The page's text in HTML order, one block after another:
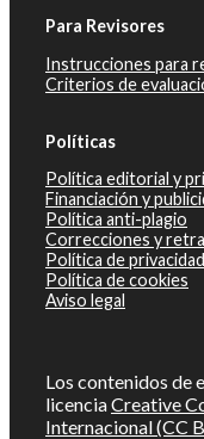
Para Revisores
Instrucciones para
Criterios de
Políticas
Política editorial y
Financiación y
Política anti-plagio
Correcciones y
Política de privacidad
Política de cookies
Aviso legal
Los contenidos de
licenciaCreative
Internacional (CC